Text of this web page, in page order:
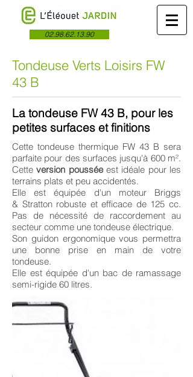
02.98.62.13.90
Tondeuse Verts Loisirs FW
43 B
La tondeuse FW 43 B, pour les
petites surfaces et finitions
Cette tondeuse thermique FW 43 B sera
parfaite pour des surfaces jusqu'à 600 m².
Cetteversion pousséeest idéale pour les
terrains plats et peu accidentés.
Elle est équipée d'un moteur Briggs
& Stratton robuste et efficace de 125 cc.
Pas de nécessité de raccordement au
secteur comme une tondeuse électrique.
Son guidon ergonomique vous permettra
une bonne prise en main de votre
tondeuse.
Elle est équipée d'un bac de ramassage
semi-rigide 60 litres.